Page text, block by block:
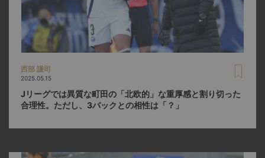
西部 謙司
2025.05.15
Jリーグでは異質な町田の「北欧的」な重厚感と割り切った
合理性。ただし、3バックとの相性は「？」